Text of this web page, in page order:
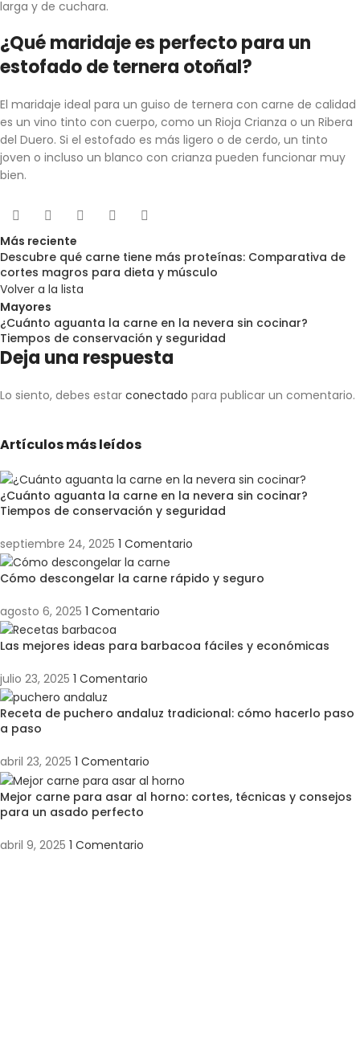
larga y de cuchara.
¿Qué maridaje es perfecto para un
estofado de ternera otoñal?
El maridaje ideal para un guiso de ternera con carne de calidad
es un vino tinto con cuerpo, como un Rioja Crianza o un Ribera
del Duero. Si el estofado es más ligero o de cerdo, un tinto
joven o incluso un blanco con crianza pueden funcionar muy
bien.
Más reciente
Descubre qué carne tiene más proteínas: Comparativa de
cortes magros para dieta y músculo
Volver a la lista
Mayores
¿Cuánto aguanta la carne en la nevera sin cocinar?
Tiempos de conservación y seguridad
Deja una respuesta
Lo siento, debes estar conectado para publicar un comentario.
Artículos más leídos
¿Cuánto aguanta la carne en la nevera sin cocinar?
Tiempos de conservación y seguridad
septiembre 24, 2025 1 Comentario
Cómo descongelar la carne rápido y seguro
agosto 6, 2025 1 Comentario
Las mejores ideas para barbacoa fáciles y económicas
julio 23, 2025 1 Comentario
Receta de puchero andaluz tradicional: cómo hacerlo paso
a paso
abril 23, 2025 1 Comentario
Mejor carne para asar al horno: cortes, técnicas y consejos
para un asado perfecto
abril 9, 2025 1 Comentario